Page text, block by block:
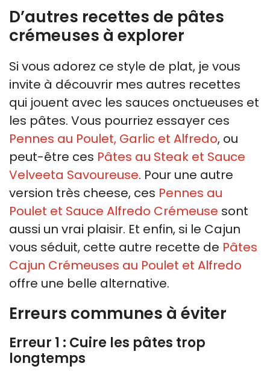
D’autres recettes de pâtes
crémeuses à explorer
Si vous adorez ce style de plat, je vous
invite à découvrir mes autres recettes
qui jouent avec les sauces onctueuses et
les pâtes. Vous pourriez essayer ces
Pennes au Poulet, Garlic et Alfredo, ou
peut-être ces Pâtes au Steak et Sauce
Velveeta Savoureuse. Pour une autre
version très cheese, ces Pennes au
Poulet et Sauce Alfredo Crémeuse sont
aussi un vrai plaisir. Et enfin, si le Cajun
vous séduit, cette autre recette de Pâtes
Cajun Crémeuses au Poulet et Alfredo
offre une belle alternative.
Erreurs communes à éviter
Erreur 1 : Cuire les pâtes trop
longtemps